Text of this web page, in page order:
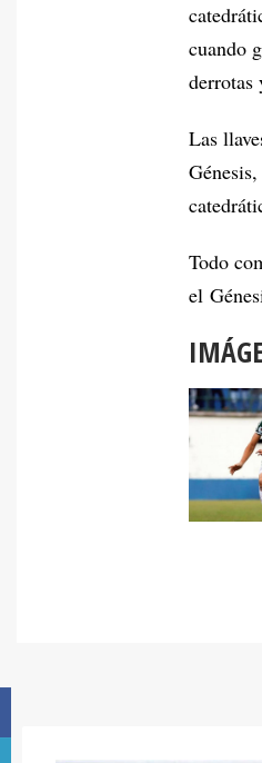
cuando
derrotas
Las
Todo
el